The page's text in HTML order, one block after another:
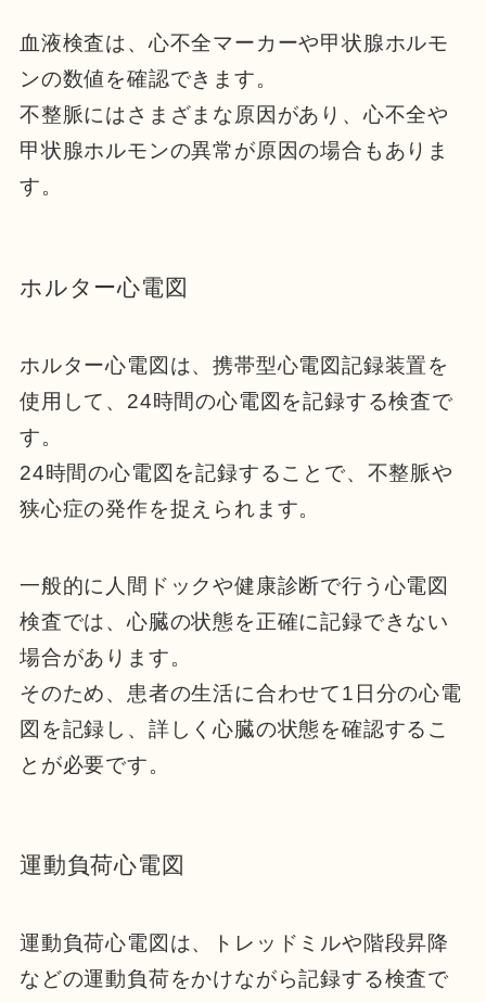
血液検査は、心不全マーカーや甲状腺ホルモ
ンの数値を確認できます。
不整脈にはさまざまな原因があり、心不全や
甲状腺ホルモンの異常が原因の場合もありま
す。
ホルター心電図
ホルター心電図は、携帯型心電図記録装置を
使用して、24時間の心電図を記録する検査で
す。
24時間の心電図を記録することで、不整脈や
狭心症の発作を捉えられます。
一般的に人間ドックや健康診断で行う心電図
検査では、心臓の状態を正確に記録できない
場合があります。
そのため、患者の生活に合わせて1日分の心電
図を記録し、詳しく心臓の状態を確認するこ
とが必要です。
運動負荷心電図
運動負荷心電図は、トレッドミルや階段昇降
などの運動負荷をかけながら記録する検査で